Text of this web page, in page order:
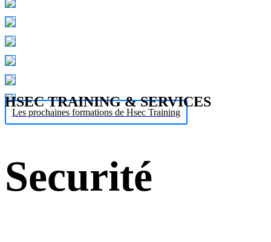
Les prochaines formations de Hsec Training
HSEC TRAINING & SERVICES
Securité